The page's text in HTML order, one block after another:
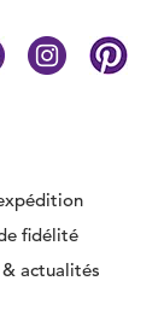
fidélité
actualités